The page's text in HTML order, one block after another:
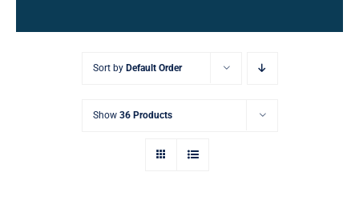
Sort by Default Order
Show 36 Products